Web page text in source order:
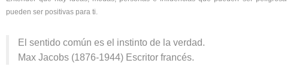
pueden ser positivas para ti.
El sentido común es el instinto de la verdad.
Max Jacobs (1876-1944) Escritor francés.